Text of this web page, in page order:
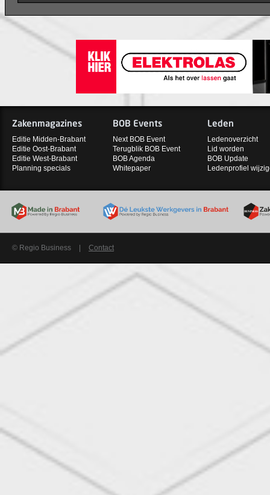
Zakenmagazines
Editie Midden-Brabant
Editie Oost-Brabant
Editie West-Brabant
Planning specials
BOB Events
Next BOB Event
Terugblik BOB Event
BOB Agenda
Whitepaper
Leden
Ledenoverzicht
Lid worden
BOB Update
Ledenprofiel
© Regio Business Contact